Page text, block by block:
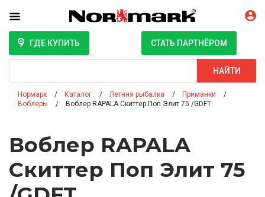
ГДЕ КУПИТЬ СТАТЬ ПАРТНЁРОМ
НАЙТИ
Нормарк Каталог Летняя рыбалка
Приманки
Воблеры
Воблер RAPALA Скиттер Поп Элит 75 /GDFT
Воблер RAPALA
Скиттер Поп Элит 75